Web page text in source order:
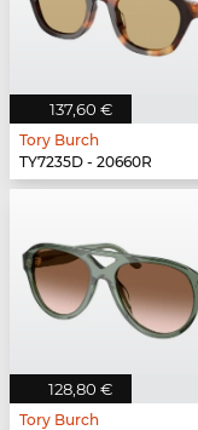
137,60 €
Tory Burch
TY7235D - 20660R
128,80 €
Tory Burch